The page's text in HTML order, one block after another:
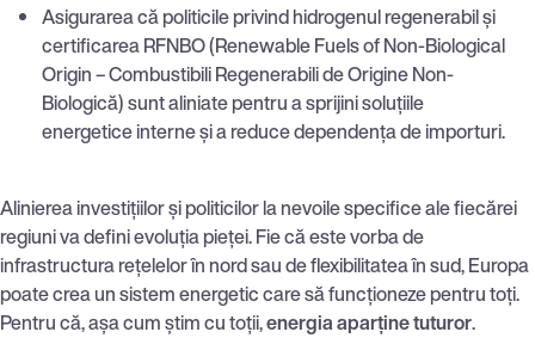
Asigurarea că politicile privind hidrogenul regenerabil și
certificarea RFNBO (Renewable Fuels of Non-Biological
Origin – Combustibili Regenerabili de Origine Non-
Biologică) sunt aliniate pentru a sprijini soluțiile
energetice interne și a reduce dependența de importuri.
Alinierea investițiilor și politicilor la nevoile specifice ale fiecărei
regiuni va defini evoluția pieței. Fie că este vorba de
infrastructura rețelelor în nord sau de flexibilitatea în sud, Europa
poate crea un sistem energetic care să funcționeze pentru toți.
Pentru că, așa cum știm cu toții,energia aparține tuturor.